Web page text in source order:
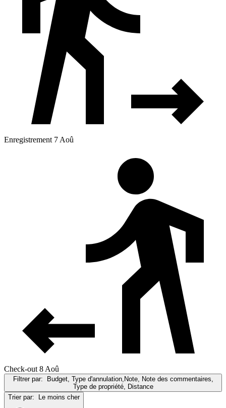
Enregistrement 7 Aoû
Check-out 8 Aoû
Filtrer par: Budget, Type d'annulation,Note, Note des commentaires,
Type de propriété, Distance
Trier par: Le moins cher